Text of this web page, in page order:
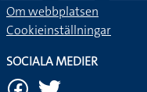
Om webbplatsen
Cookieinställningar
SOCIALA MEDIER